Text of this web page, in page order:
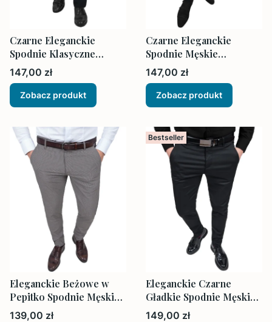
Czarne Eleganckie
Spodnie Klasyczne
Męskie Regular
Cena
147,00 zł
Zobacz produkt
Czarne Eleganckie
Spodnie Męskie
Dopasowane Waskie
Cena
147,00 zł
Zobacz produkt
Eleganckie Beżowe w
Pepitko Spodnie Męskie
Dopasowane
Cena
139,00 zł
Bestseller
Eleganckie Czarne
Gładkie Spodnie Męskie
Dopasowane
Cena
149,00 zł